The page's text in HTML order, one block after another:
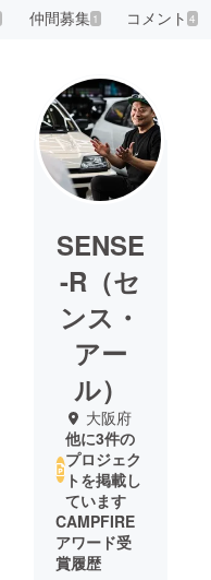
仲間募集 1 コメント4
SENSE
-R（セ
ンス・
アー
ル）
大阪府
他に3件の
プロジェク
トを掲載し
ています
CAMPFIRE
アワード受
賞履歴